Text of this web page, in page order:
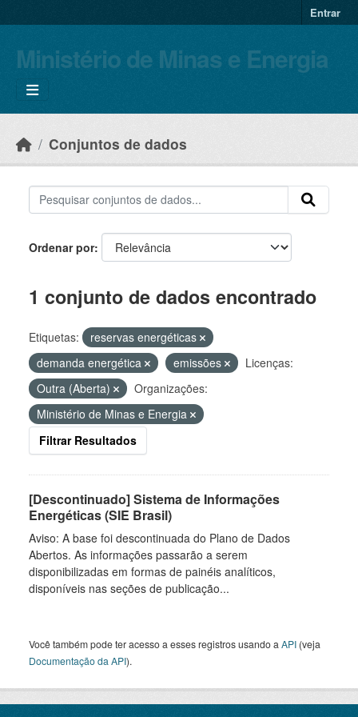
Entrar
Ministério de Minas e Energia
Conjuntos de dados
Ordenar por
1 conjunto de dados encontrado
Etiquetas:
reservas energéticas
demanda energética
emissões
Licenças:
Outra (Aberta)
Organizações:
Ministério de Minas e Energia
Filtrar Resultados
[Descontinuado] Sistema de Informações
Energéticas (SIE Brasil)
Aviso: A base foi descontinuada do Plano de Dados
Abertos. As informações passarão a serem
disponibilizadas em formas de painéis analíticos,
disponíveis nas seções de publicação...
Você também pode ter acesso a esses registros usando a API (veja
Documentação da API).